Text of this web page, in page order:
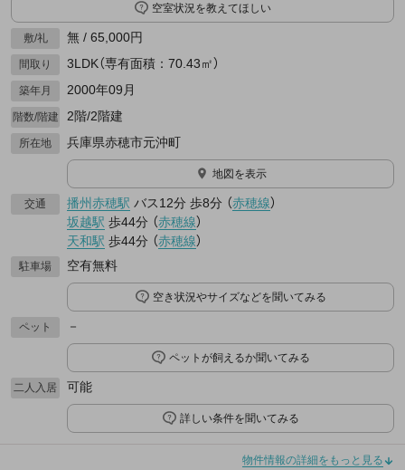
空室状況を教えてほしい
敷/礼 無 / 65,000円
間取り 3LDK（専有面積：70.43㎡）
築年月 2000年09月
階数/階建 2階/2階建
所在地 兵庫県赤穂市元沖町
地図を表示
交通 播州赤穂駅 バス12分 歩8分 （赤穂線）
坂越駅 歩44分 （赤穂線）
天和駅 歩44分 （赤穂線）
駐車場 空有無料
空き状況やサイズなどを聞いてみる
ペット －
ペットが飼えるか聞いてみる
二人入居 可能
詳しい条件を聞いてみる
物件情報の詳細をもっと見る